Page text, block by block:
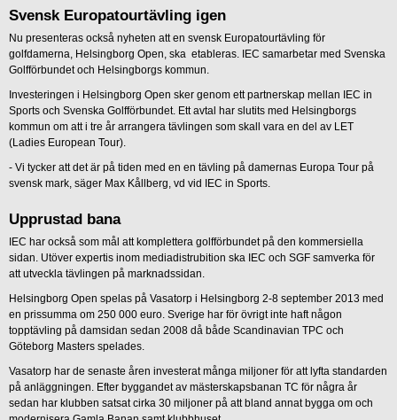
Svensk Europatourtävling igen
Nu presenteras också nyheten att en svensk Europatourtävling för
golfdamerna, Helsingborg Open, ska etableras. IEC samarbetar med Svenska
Golfförbundet och Helsingborgs kommun.
Investeringen i Helsingborg Open sker genom ett partnerskap mellan IEC in
Sports och Svenska Golfförbundet. Ett avtal har slutits med Helsingborgs
kommun om att i tre år arrangera tävlingen som skall vara en del av LET
(Ladies European Tour).
- Vi tycker att det är på tiden med en en tävling på damernas Europa Tour på
svensk mark, säger Max Kållberg, vd vid IEC in Sports.
Upprustad bana
IEC har också som mål att komplettera golfförbundet på den kommersiella
sidan. Utöver expertis inom mediadistrubition ska IEC och SGF samverka för
att utveckla tävlingen på marknadssidan.
Helsingborg Open spelas på Vasatorp i Helsingborg 2-8 september 2013 med
en prissumma om 250 000 euro. Sverige har för övrigt inte haft någon
topptävling på damsidan sedan 2008 då både Scandinavian TPC och
Göteborg Masters spelades.
Vasatorp har de senaste åren investerat många miljoner för att lyfta standarden
på anläggningen. Efter byggandet av mästerskapsbanan TC för några år
sedan har klubben satsat cirka 30 miljoner på att bland annat bygga om och